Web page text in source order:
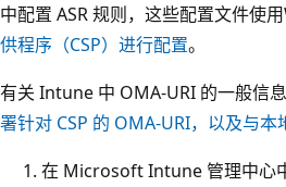
中配置 ASR 规则，这些配置文件使
供程序（CSP）进行配置。
有关 Intune 中 OMA-URI 的一般信
署针对 CSP 的 OMA-URI，以及与本
在 Microsoft Intune 管理中心